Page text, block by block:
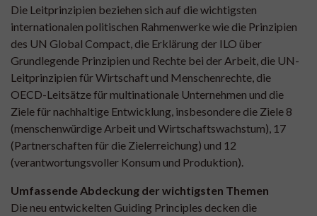
Die Leitprinzipien beziehen sich auf die wichtigsten
internationalen politischen Rahmenwerke wie die Prinzipien
des UN Global Compact, die Erklärung der ILO über
Grundlegende Prinzipien und Rechte bei der Arbeit, die UN-
Leitprinzipien für Wirtschaft und Menschenrechte, die
OECD-Leitsätze für multinationale Unternehmen und die
Ziele für nachhaltige Entwicklung, insbesondere die Ziele 8
(menschenwürdige Arbeit und Wirtschaftswachstum), 17
(Partnerschaften für die Zielerreichung) und 12
(verantwortungsvoller Konsum und Produktion).
Umfassende Abdeckung der wichtigsten Themen
Die neu entwickelten Guiding Principles decken die